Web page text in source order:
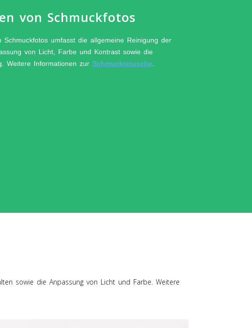
von Schmuckfotos
Schmuckfotos umfasst die allgemeine Reinigung der
von Licht, Farbe und Kontrast sowie die
Weitere Informationen zur Schmuckretusche.
sowie die Anpassung von Licht und Farbe. Weitere